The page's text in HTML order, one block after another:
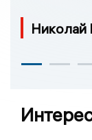
Николай